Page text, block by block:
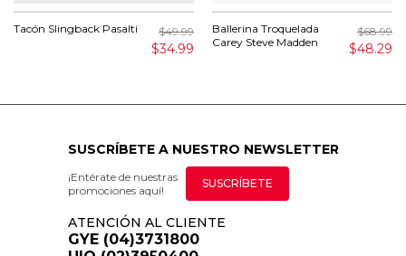
Tacón Slingback Pasalti $49.99
$34.99
Ballerina Troquelada
Carey Steve Madden
$68.99
$48.29
SUSCRÍBETE A NUESTRO NEWSLETTER
¡Entérate de nuestras
promociones aquí!
SUSCRÍBETE
ATENCIÓN AL CLIENTE
GYE (04)3731800